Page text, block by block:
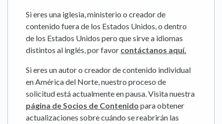
Si eres una iglesia, ministerio o creador de
contenido fuera de los Estados Unidos, o dentro
de los Estados Unidos pero que sirve a idiomas
distintos al inglés, por favor contáctanos aquí.
Si eres un autor o creador de contenido individual
en América del Norte, nuestro proceso de
solicitud está actualmente en pausa. Visita nuestra
página de Socios de Contenido para obtener
actualizaciones sobre cuándo se reabrirán las